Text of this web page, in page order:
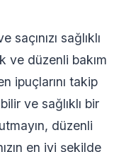
sağlıklı
ve düzenli bakım
ipuçlarını takip
ve sağlıklı bir
düzenli
en iyi şekilde